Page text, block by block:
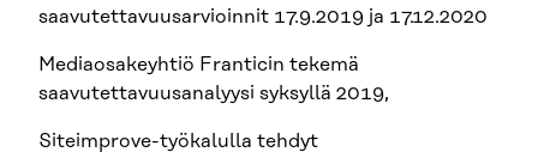
saavutettavuusarvioinnit 17.9.2019 ja 17.12.2020
Mediaosakeyhtiö Franticin tekemä
saavutettavuusanalyysi syksyllä 2019,
Siteimprove-työkalulla tehdyt